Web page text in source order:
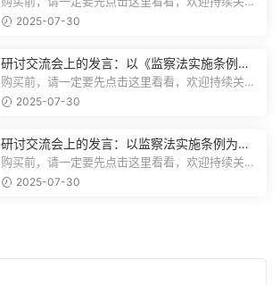
注，精彩模板每天推送预览结束，本文...
2025-07-30
研讨交流会上的发言：以《监察法实施条例》
为纲,推动巡察工作高质量发展
购买前，请一定要先点击这里看看，欢迎持续关
注，精彩模板每天推送预览结束，本文...
2025-07-30
研讨交流会上的发言：以监察法实施条例为纲
推动巡察工作高质量发展
购买前，请一定要先点击这里看看，欢迎持续关
注，精彩模板每天推送预览结束，本文...
2025-07-30